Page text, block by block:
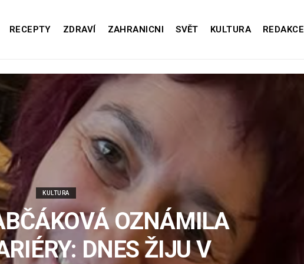
RECEPTY ZDRAVÍ ZAHRANICNI SVĚT KULTURA REDAKCE
KULTURA
OZNÁMILA
DNES ŽIJU V